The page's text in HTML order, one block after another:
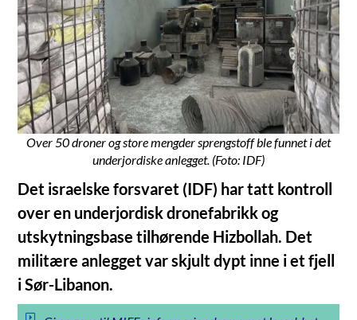
Over 50 droner og store mengder sprengstoff ble funnet i det
underjordiske anlegget. (Foto: IDF)
Det israelske forsvaret (IDF) har tatt kontroll
over en underjordisk dronefabrikk og
utskytningsbase tilhørende Hizbollah. Det
militære anlegget var skjult dypt inne i et fjell
i Sør-Libanon.